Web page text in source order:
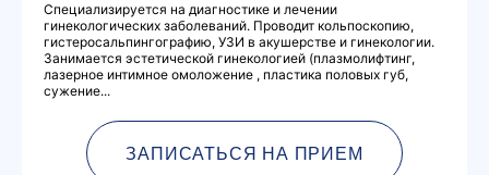
Специализируется на диагностике и лечении
гинекологических заболеваний. Проводит кольпоскопию,
гистеросальпингографию, УЗИ в акушерстве и гинекологии.
Занимается эстетической гинекологией (плазмолифтинг,
лазерное интимное омоложение , пластика половых губ,
сужение...
ЗАПИСАТЬСЯ НА ПРИЕМ